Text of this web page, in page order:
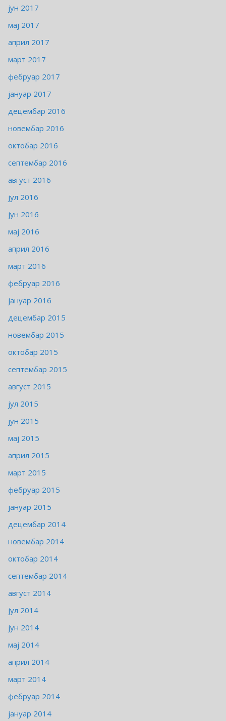
јун 2017
мај 2017
април 2017
март 2017
фебруар 2017
јануар 2017
децембар 2016
новембар 2016
октобар 2016
септембар 2016
август 2016
јул 2016
јун 2016
мај 2016
април 2016
март 2016
фебруар 2016
јануар 2016
децембар 2015
новембар 2015
октобар 2015
септембар 2015
август 2015
јул 2015
јун 2015
мај 2015
април 2015
март 2015
фебруар 2015
јануар 2015
децембар 2014
новембар 2014
октобар 2014
септембар 2014
август 2014
јул 2014
јун 2014
мај 2014
април 2014
март 2014
фебруар 2014
јануар 2014